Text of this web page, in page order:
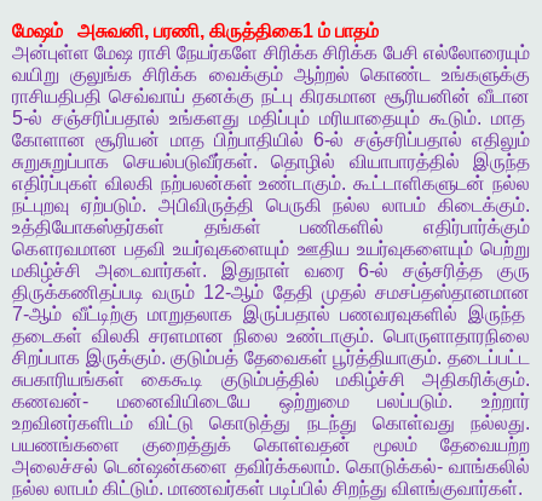
மேஷம் அசுவனி, பரணி, கிருத்திகை1 ம் பாதம்
அன்புள்ள மேஷ ராசி நேயர்களே சிரிக்க சிரிக்க பேசி எல்லோரையும்
வயிறு குலுங்க சிரிக்க வைக்கும் ஆற்றல் கொண்ட
உங்களுக்கு
ராசியதிபதி செவ்வாய் தனக்கு நட்பு கிரகமான சூரியனின் வீடான
5-ல் சஞ்சரிப்பதால் உங்களது மதிப்பும் மரியாதையும் கூடும். மாத
கோளான சூரியன் மாத பிற்பாதியில் 6-ல் சஞ்சரிப்பதால் எதிலும்
சுறுசுறுப்பாக
செயல்படுவீர்கள். தொழில் வியாபாரத்தில்
இருந்த
எதிர்ப்புகள் விலகி நற்பலன்கள் உண்டாகும்.கூட்டாளிகளுடன் நல்ல
நட்புறவு
ஏற்படும். அபிவிருத்தி பெருகி நல்ல லாபம் கிடைக்கும்.
உத்தியோகஸ்தர்கள்
தங்கள் பணிகளில்
எதிர்பார்க்கும்
கௌரவமான பதவி உயர்வுகளையும் ஊதிய உயர்வுகளையும் பெற்று
மகிழ்ச்சி
அடைவார்கள். இதுநாள் வரை6-ல் சஞ்சரித்த
குரு
திருக்கணிதப்படி வரும் 12-ஆம் தேதி முதல் சமசப்தஸ்தானமான
7-ஆம் வீட்டிற்கு மாறுதலாக இருப்பதால் பணவரவுகளில்
இருந்த
தடைகள் விலகி சரளமான நிலை உண்டாகும்.பொருளாதாரநிலை
சிறப்பாக இருக்கும்.குடும்பத் தேவைகள் பூர்த்தியாகும்.தடைப்பட்ட
சுபகாரியங்கள்
கைகூடி குடும்பத்தில் மகிழ்ச்சி அதிகரிக்கும்.
கணவன்- மனைவியிடையே ஒற்றுமை பலப்படும். உற்றார்
உறவினர்களிடம்
விட்டு கொடுத்து நடந்து கொள்வது நல்லது.
பயணங்களை
குறைத்துக் கொள்வதன் மூலம்
தேவையற்ற
அலைச்சல் டென்ஷன்களை தவிர்க்கலாம். கொடுக்கல்- வாங்கலில்
நல்ல லாபம் கிட்டும். மாணவர்கள் படிப்பில் சிறந்து விளங்குவார்கள்.